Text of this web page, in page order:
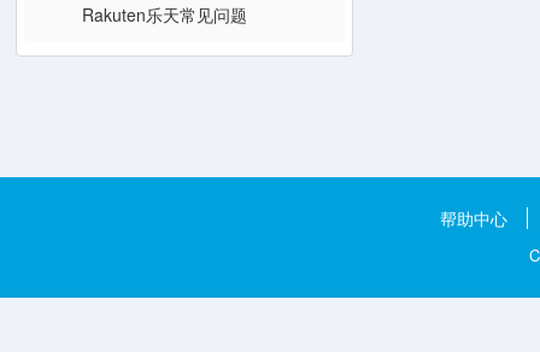
Rakuten乐天常见问题
帮助中心